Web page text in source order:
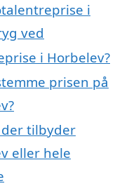
i
ved
i Horbelev?
prisen på
tilbyder
eller hele